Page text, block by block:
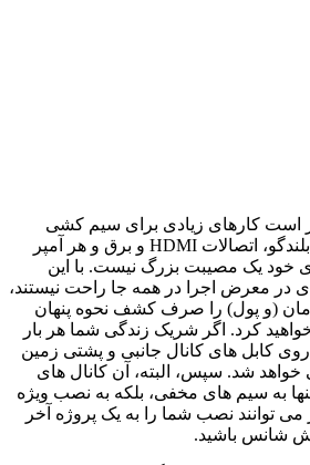
است کارهای زیادی برای سیم کشی
انجام دهید. این شامل 10 بلندگو، اتصالات HDMI و برق و هر آمپر
خود یک مصیبت بزرگ نیست. با این
در معرض اجرا در همه جا راحت نیستند،
زمان (و پول) را صرف کشف نحوه پنهان
کرد. اگر شریک زندگی شما هر بار
کابل های کانال جانبی و پشتی زمین
شد. سپس، البته، آن کانال های
به سیم های مخفی، بلکه به نصب ویژه
می توانند نصب شما را به یک پروژه آخر
شانس باشید.